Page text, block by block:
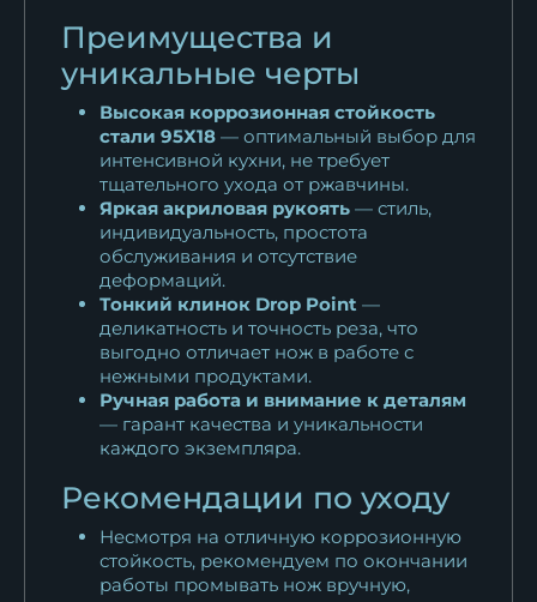
Преимущества и
уникальные черты
Высокая коррозионная стойкость
стали 95Х18 — оптимальный выбор для
интенсивной кухни, не требует
тщательного ухода от ржавчины.
Яркая акриловая рукоять — стиль,
индивидуальность, простота
обслуживания и отсутствие
деформаций.
Тонкий клинок Drop Point —
деликатность и точность реза, что
выгодно отличает нож в работе с
нежными продуктами.
Ручная работа и внимание к деталям
— гарант качества и уникальности
каждого экземпляра.
Рекомендации по уходу
Несмотря на отличную коррозионную
стойкость, рекомендуем по окончании
работы промывать нож вручную,